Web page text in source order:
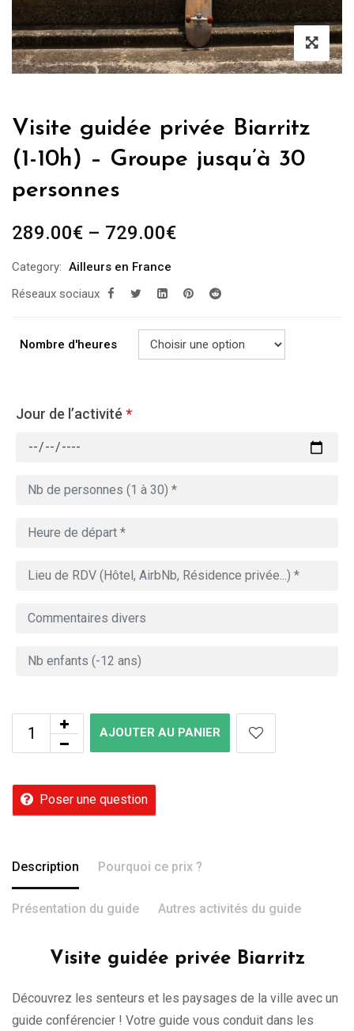
Visite guidée privée Biarritz
(1-10h) – Groupe jusqu’à 30
personnes
289.00€ – 729.00€
Category: Ailleurs en France
Réseaux sociaux
Nombre d'heures
Jour de l’activité *
AJOUTER AU PANIER
Poser une question
Description Pourquoi ce prix ?
Présentation du guide Autres activités du guide
Visite guidée privée Biarritz
Découvrez les senteurs et les paysages de la ville avec un
guide conférencier ! Votre guide vous conduit dans les